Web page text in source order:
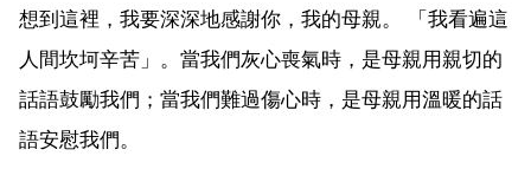
想到這裡，我要深深地感謝你，我的母親。 「我看遍這
人間坎坷辛苦」。當我們灰心喪氣時，是母親用親切的
話語鼓勵我們；當我們難過傷心時，是母親用溫暖的話
語安慰我們。